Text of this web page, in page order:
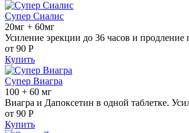
Супер Сиалис
20мг + 60мг
Усиление эрекции до 36 часов и продление
от 90 Р
Купить
Супер Виагра
100 + 60 мг
Виагра и Дапоксетин в одной таблетке.
от 90 Р
Купить